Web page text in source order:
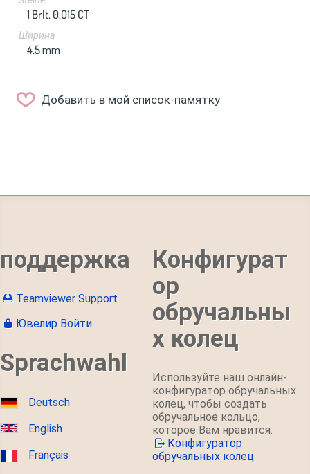
1 Brlt. 0,015 CT
Ширина
4.5mm
Добавить в мой список-памятку
поддержка
Teamviewer Support
Ювелир Войти
Sprachwahl
Deutsch
English
Français
Конфигурат
ор
обручальны
х колец
Используйте наш онлайн-
конфигуратор обручальных
колец, чтобы создать
обручальное кольцо,
которое Вам нравится.
Конфигуратор
обручальных колец